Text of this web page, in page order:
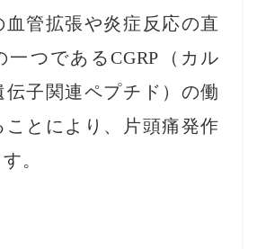
血管拡張や炎症反応の直
一つであるCGRP（カル
伝子関連ペプチド）の働
ことにより、片頭痛発作
。